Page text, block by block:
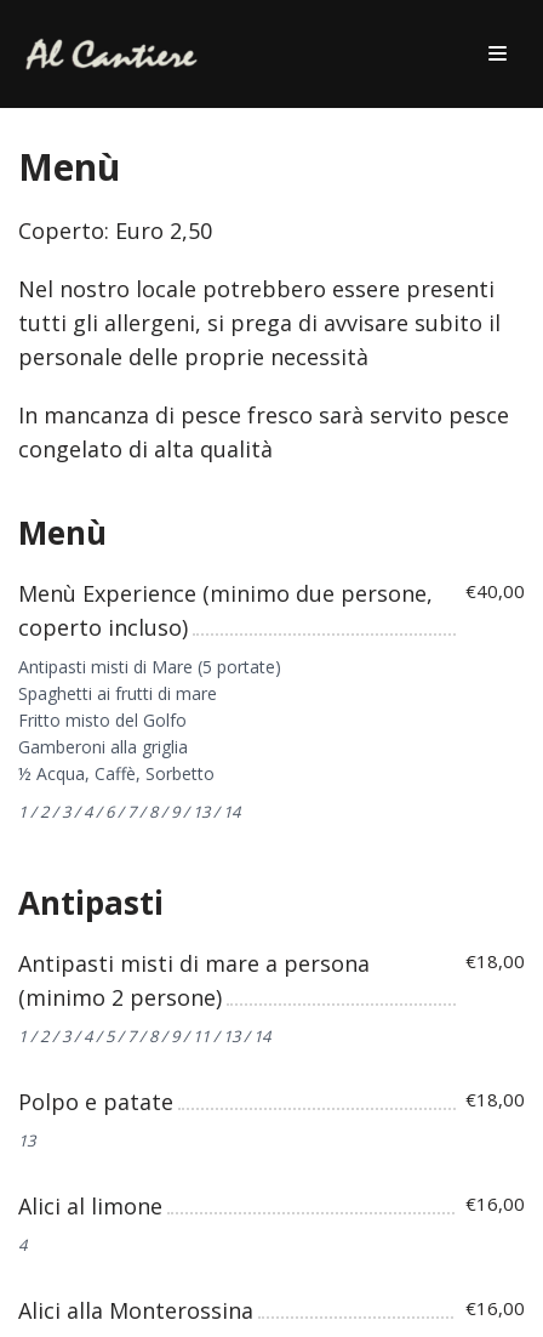
Vai
Menù
Coperto: Euro 2,50
Nel nostro locale potrebbero essere presenti
tutti gli allergeni, si prega di avvisare subito il
personale delle proprie necessità
In mancanza di pesce fresco sarà servito pesce
congelato di alta qualità
Menù
Menù Experience (minimo due persone,
coperto incluso)
Antipasti misti di Mare (5 portate)
Spaghetti ai frutti di mare
Fritto misto del Golfo
Gamberoni alla griglia
½ Acqua, Caffè, Sorbetto
1 / 2 / 3 / 4 / 6 / 7 / 8 / 9 / 13 / 14
€40,00
Antipasti
Antipasti misti di mare a persona
(minimo 2 persone)
1 / 2 / 3 / 4 / 5 / 7 / 8 / 9 / 11 / 13 / 14
€18,00
Polpo e patate
13
€18,00
Alici al limone
4
€16,00
Alici alla Monterossina €16,00